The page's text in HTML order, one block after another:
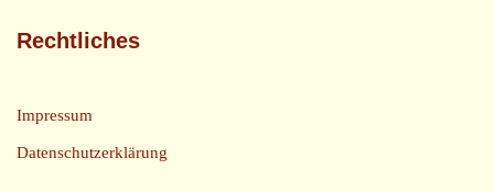
Rechtliches
Impressum
Datenschutzerklärung